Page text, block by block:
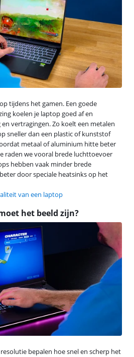
tijdens het gamen. Een goede
koelen je laptop goed af en
vertragingen. Zo koelt een metalen
sneller dan een plastic of kunststof
metaal of aluminium hitte beter
raden we vooral brede luchttoevoer
hebben vaak minder brede
door speciale heatsinks op het
van een laptop
het beeld zijn?
bepalen hoe snel en scherp het